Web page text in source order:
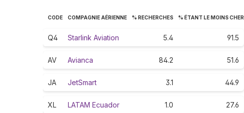
CODE COMPAGNIE AÉRIENNE % RECHERCHES % ÉTANT LE MOINS CHER
Q4 Starlink Aviation 5.4 91.5
AV Avianca 84.2 51.6
JA JetSmart 3.1 44.9
XL LATAM Ecuador 1.0 27.6